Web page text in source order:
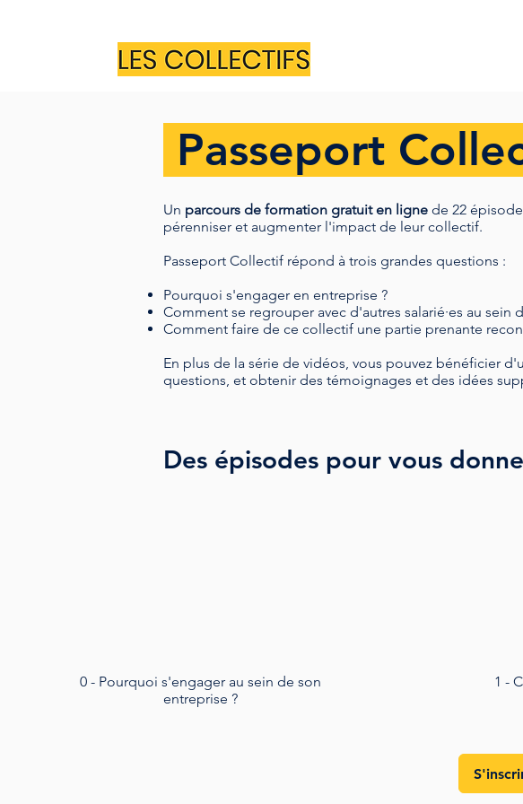
Passeport
Un parcours de formation gratuit en ligne de 22
pérenniser et augmenter l'impact de leur collectif.
Passeport Collectif répond à trois grandes questions :
Pourquoi s'engager en entreprise ?
Comment se regrouper avec d'autres salarié·es au
Comment faire de ce collectif une partie prenante
En plus de la série de vidéos, vous pouvez bénéficier
questions, et obtenir des témoignages et des idées
Des épisodes pour vous
0 - Pourquoi s'engager au sein de son
entreprise ?
1 -